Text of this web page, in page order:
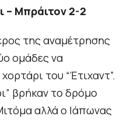
– Μπράιτον 2-2
της αναμέτρησης
ομάδες να
του “Έτιχαντ”.
βρήκαν το δρόμο
αλλά ο Ιάπωνας